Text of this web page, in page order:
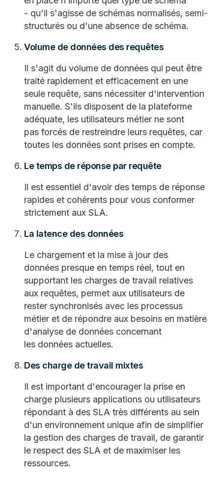
- qu'il s'agisse de schémas normalisés, semi-
structurés ou d'une absence de schéma.
Volume de données des requêtes
Il s'agit du volume de données qui peut être
traité rapidement et efficacement en une
seule requête, sans nécessiter d'intervention
manuelle. S'ils disposent de la plateforme
adéquate, les utilisateurs métier ne sont
pas forcés de restreindre leurs requêtes, car
toutes les données sont prises en compte.
Le temps de réponse par requête
Il est essentiel d'avoir des temps de réponse
rapides et cohérents pour vous conformer
strictement aux SLA.
La latence des données
Le chargement et la mise à jour des
données presque en temps réel, tout en
supportant les charges de travail relatives
aux requêtes, permet aux utilisateurs de
rester synchronisés avec les processus
métier et de répondre aux besoins en matière
d'analyse de données concernant
les données actuelles.
Des charge de travail mixtes
Il est important d'encourager la prise en
charge plusieurs applications ou utilisateurs
répondant à des SLA très différents au sein
d'un environnement unique afin de simplifier
la gestion des charges de travail, de garantir
le respect des SLA et de maximiser les
ressources.